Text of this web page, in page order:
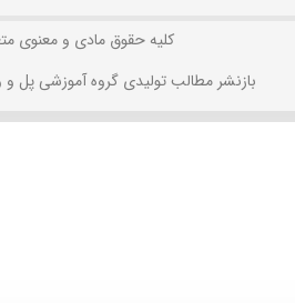
کلیه حقوق مادی و معنوی
بازنشر مطالب تولیدی گروه آموزشی پل